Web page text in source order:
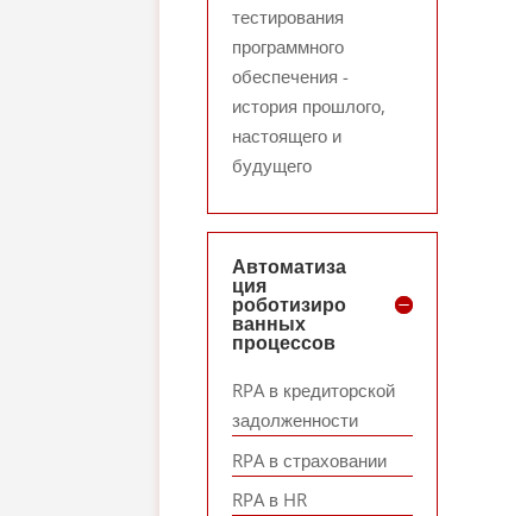
тестирования
программного
обеспечения -
история прошлого,
настоящего и
будущего
Автоматиза
ция
роботизиро
ванных
процессов
RPA в кредиторской
задолженности
RPA в страховании
RPA в HR